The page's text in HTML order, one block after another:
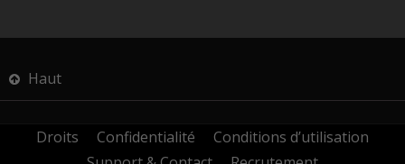
Haut
Droits Confidentialité
Conditions d’utilisation